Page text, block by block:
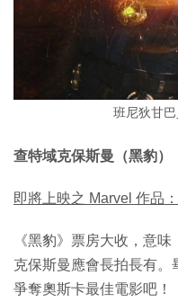
班尼狄甘巴
查特域克保斯曼（黑豹）
即將上映之 Marvel 作品：
《黑豹》票房大收，意
克保斯曼應會長拍長有。
爭奪奧斯卡最佳電影吧！